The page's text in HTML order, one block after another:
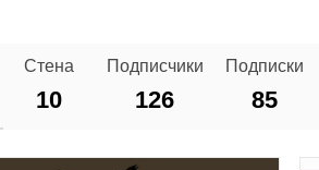
Стена
10
Подписчики
126
Подписки
85